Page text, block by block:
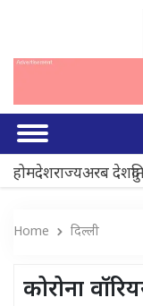
होमदेशराज्यअरब देश
Home दिल्ली
कोरोना